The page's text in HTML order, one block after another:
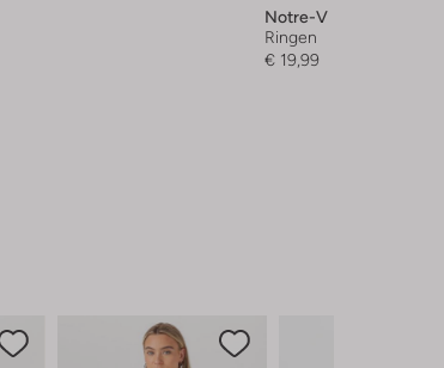
Notre-V
Ringen
€ 19,99